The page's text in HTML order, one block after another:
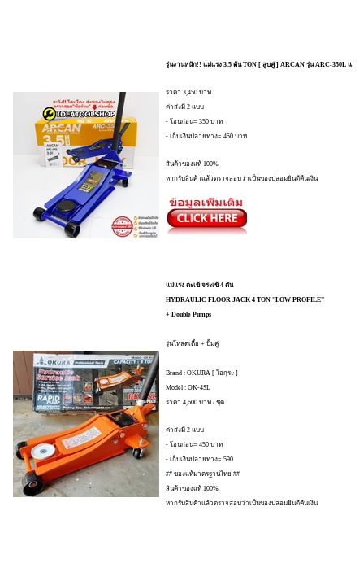
รุ่นงานหนัก!! แม่แรง 3.5 ตัน TON [ สูบคู่ ] ARCAN รุ่น ARC-350L แบบ
ราคา 3,450 บาท
ค่าส่งมี 2 แบบ
- โอนก่อน= 350 บาท
- เก็บเงินปลายทาง= 450 บาท
สินค้าของแท้ 100%
หากรับสินค้าแล้วตรวจสอบว่าเป็นของปลอมยินดีคืนเงิน
แม่แรง ตะเข้ จระเข้ 4 ตัน
HYDRAULIC FLOOR JACK 4 TON ''LOW PROFILE''
+ Double Pumps
รุ่นโหลดเตี้ย + ปั้มคู่
Brand : OKURA [ โอกุระ ]
Model : OK-4SL
ราคา 4,600 บาท / ชุด
ค่าส่งมี 2 แบบ
- โอนก่อน= 450 บาท
- เก็บเงินปลายทาง= 590
## ของแท้มาตรฐานไทย ##
สินค้าของแท้ 100%
หากรับสินค้าแล้วตรวจสอบว่าเป็นของปลอมยินดีคืนเงิน